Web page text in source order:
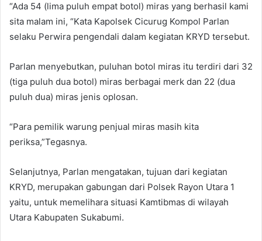
“Ada 54 (lima puluh empat botol) miras yang berhasil kami
sita malam ini, “Kata Kapolsek Cicurug Kompol Parlan
selaku Perwira pengendali dalam kegiatan KRYD tersebut.
Parlan menyebutkan, puluhan botol miras itu terdiri dari 32
(tiga puluh dua botol) miras berbagai merk dan 22 (dua
puluh dua) miras jenis oplosan.
“Para pemilik warung penjual miras masih kita
periksa,”Tegasnya.
Selanjutnya, Parlan mengatakan, tujuan dari kegiatan
KRYD, merupakan gabungan dari Polsek Rayon Utara 1
yaitu, untuk memelihara situasi Kamtibmas di wilayah
Utara Kabupaten Sukabumi.